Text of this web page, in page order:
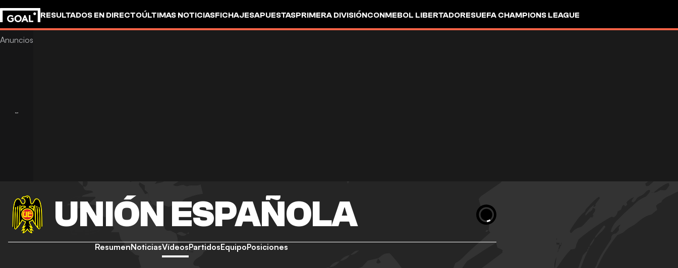
RESULTADOS EN DIRECTOÚLTIMAS NOTICIASFICHAJESAPUESTASPRIMERA DIVISIÓNCONMEBOL LIBERTADORESUEFA CHAMPIONS LEAGUE
UNIÓN ESPAÑOLA
ResumenNoticiasVídeosPartidosEquipoPosiciones